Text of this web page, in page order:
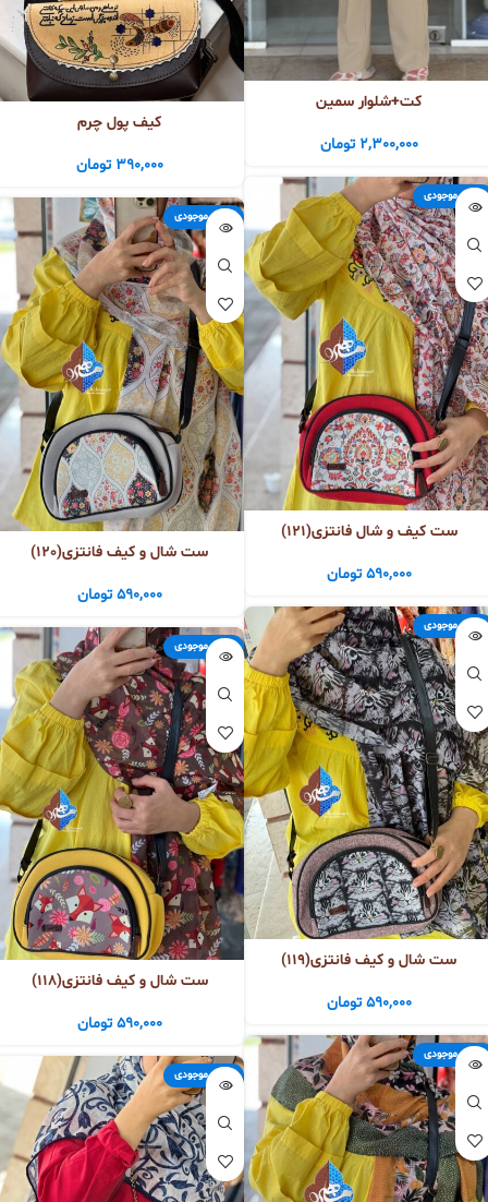
کت+شلوار سمین
2,300,000 تومان
کیف پول چرم
390,000 تومان
اتمام موجودی
ست کیف و شال فانتزی(121)
590,000 تومان
اتمام موجودی
ست شال و کیف فانتزی(120)
590,000 تومان
اتمام موجودی
ست شال و کیف فانتزی(119)
590,000 تومان
اتمام موجودی
ست شال و کیف فانتزی(118)
590,000 تومان
اتمام موجودی
اتمام موجودی